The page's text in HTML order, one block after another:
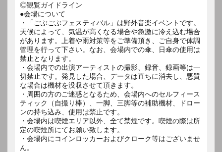
◎観覧ガイドライン
●会場について
・「ごぶごぶフェスティバル」は野外音楽イベントです。
天候によって、気温が高くなる場合や急激に冷え込む場合
があります。上着や雨対策等をご準備頂き、ご自身で体調
管理を行って下さい。なお、会場内での傘、日傘の使用は
禁止となります。
・会場内での出演アーティストの撮影、録音、録画等は一
切禁止です。発見した場合、データは直ちに消去し、悪質
な場合は機材を没収させて頂きます。
・周囲の方のご迷惑となるため、会場内へのセルフィース
ティック（自撮り棒）、一脚、三脚等の補助機材、ドロー
ンの持ち込み、使用は禁止です。
・会場内は喫煙エリア以外、全て禁煙です。喫煙の際は所
定の喫煙所にてお願い致します。
・会場内にコインロッカーおよびクローク等はございませ
ん。